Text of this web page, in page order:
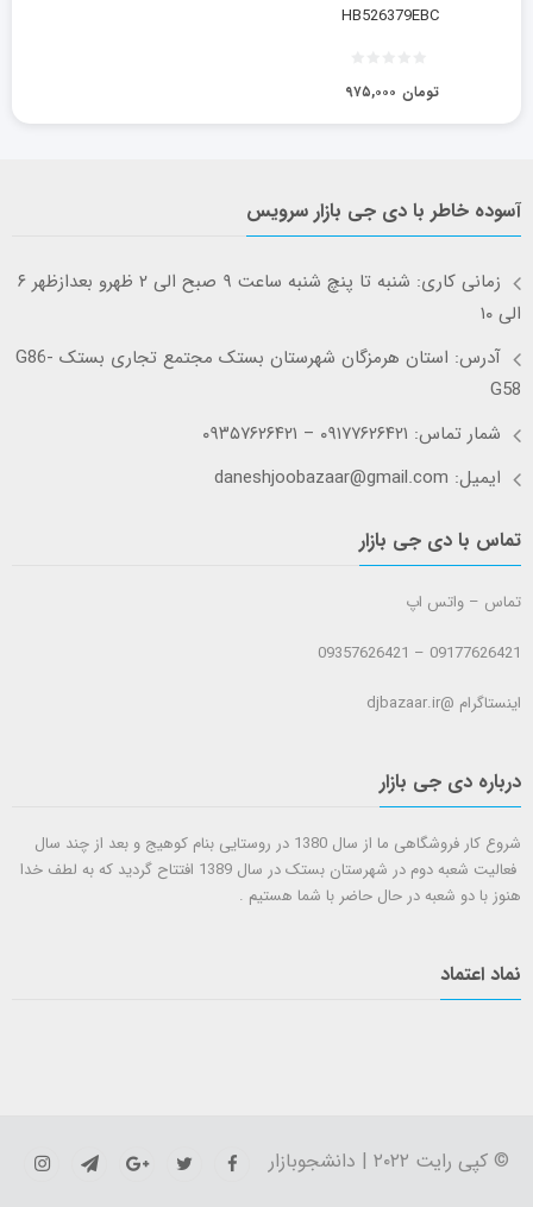
HB526379EBC
۹۷۵,۰۰۰ تومان
آسوده خاطر با دی جی بازار سرویس
زمانی کاری: شنبه تا پنچ شنبه ساعت ۹ صبح الی ۲ ظهرو بعدازظهر ۶
الی ۱۰
آدرس: استان هرمزگان شهرستان بستک مجتمع تجاری بستک G86-
G58
شمار تماس: ۰۹۱۷۷۶۲۶۴۲۱ – ۰۹۳۵۷۶۲۶۴۲۱
ایمیل: daneshjoobazaar@gmail.com
تماس با دی جی بازار
تماس – واتس اپ
09177626421 – 09357626421
اینستاگرام @djbazaar.ir
درباره دی جی بازار
شروع کار فروشگاهی ما از سال 1380 در روستایی بنام کوهیج و بعد از چند سال
فعالیت شعبه دوم در شهرستان بستک در سال 1389 افتتاح گردید که به لطف خدا
هنوز با دو شعبه در حال حاضر با شما هستيم .
نماد اعتماد
© کپی رایت ۲۰۲۲ | دانشجوبازار